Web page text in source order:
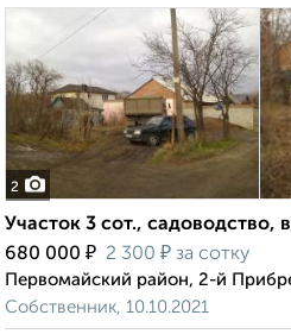
2
Участок 3 сот., садоводство,
680 000 ₽ 2 300 ₽ за сотку
Первомайский район, 2-й
Собственник, 10.10.2021